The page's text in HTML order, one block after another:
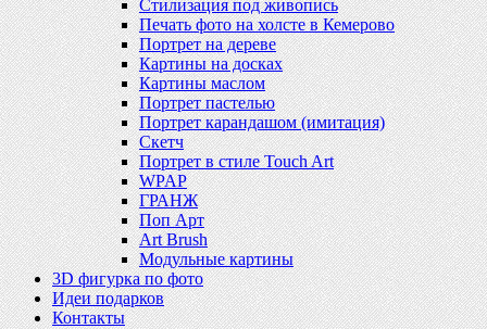
Стилизация под живопись
Печать фото на холсте в Кемерово
Портрет на дереве
Картины на досках
Картины маслом
Портрет пастелью
Портрет карандашом (имитация)
Скетч
Портрет в стиле Touch Art
WPAP
ГРАНЖ
Поп Арт
Art Brush
Модульные картины
3D фигурка по фото
Идеи подарков
Контакты